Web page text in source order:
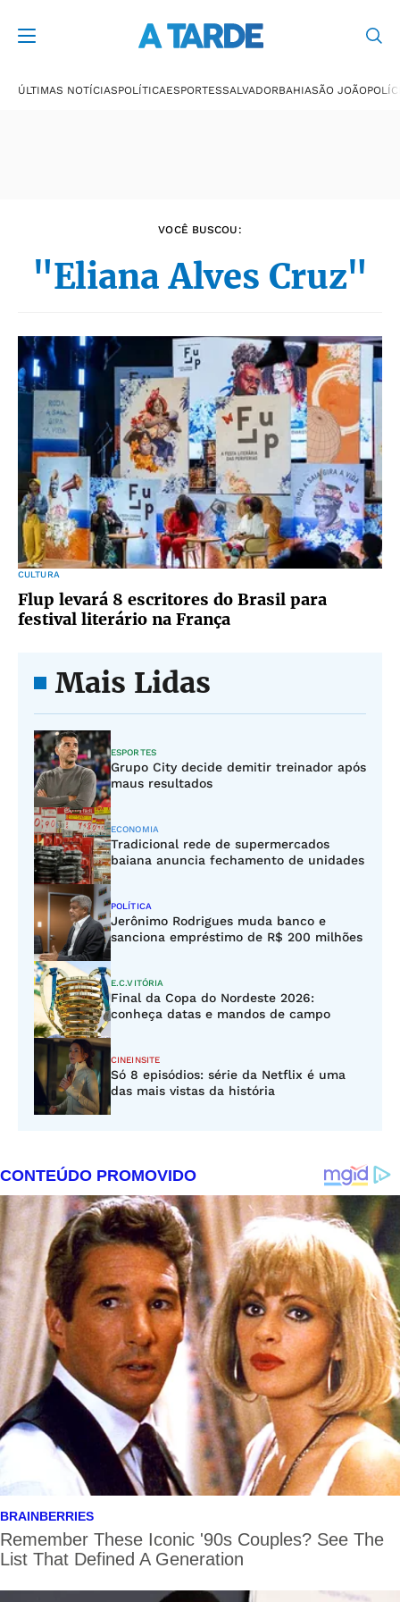
ÚLTIMAS NOTÍCIASPOLÍTICAESPORTESSALVADORBAHIASÃO JOÃO
VOCÊ BUSCOU:
"Eliana Alves Cruz"
CULTURA
Flup levará 8 escritores do Brasil para
festival literário na França
Mais Lidas
ESPORTES
Grupo City decide demitir treinador após
maus resultados
ECONOMIA
Tradicional rede de supermercados
baiana anuncia fechamento de unidades
POLÍTICA
Jerônimo Rodrigues muda banco e
sanciona empréstimo de R$ 200 milhões
E.C.VITÓRIA
Final da Copa do Nordeste 2026:
conheça datas e mandos de campo
CINEINSITE
Só 8 episódios: série da Netflix é uma
das mais vistas da história